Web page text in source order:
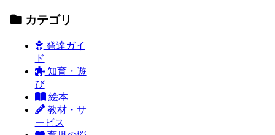
カテゴリ
発達ガイ
ド
知育・遊
び
絵本
教材・サ
ービス